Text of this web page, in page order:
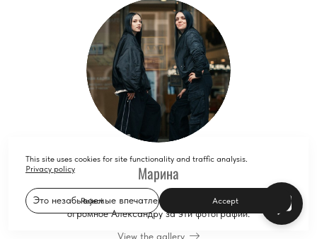
Марина
Это незабываемые впечатления на всю жизнь🧬 Спасибо
огромное Александру за эти фотографии.
View the gallery
This site uses cookies for site functionality and traffic analysis.
Privacy policy
Reject Accept